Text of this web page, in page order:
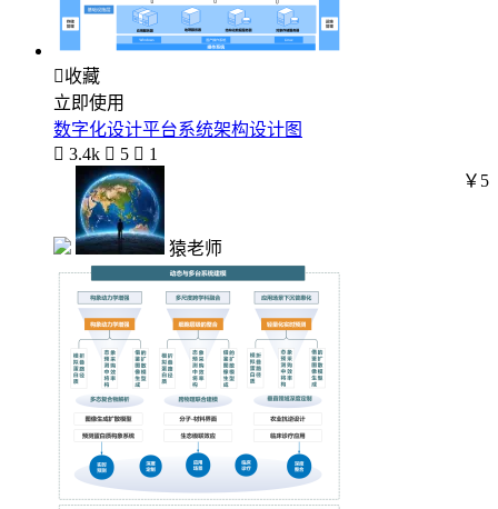
收藏
立即使用
数字化设计平台系统架构设计图
 3.4k  5  1
猿老师
￥5